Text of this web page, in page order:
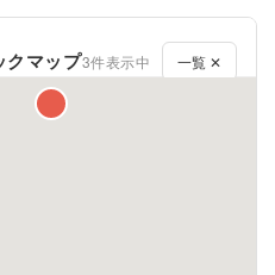
クマップ3件表示中 一覧 ✕